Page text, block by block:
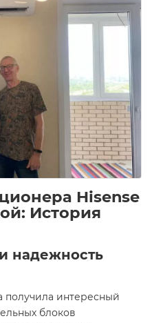
Hisense
История
надежность
получила интересный
блоков